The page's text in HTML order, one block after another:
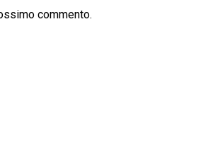
commento.